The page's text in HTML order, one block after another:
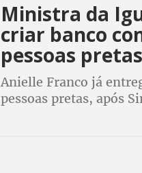
Ministra da
criar banco
pessoas pretas
Anielle Franco já
pessoas pretas, após